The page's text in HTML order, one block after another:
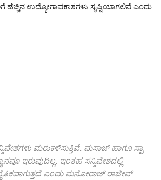
ಉದ್ಯೋಗಾವಕಾಶಗಳು ಸೃಷ್ಟಿಯಾಗಲಿವೆ ಎಂದು
ಮರುಕಳಿಸುತ್ತಿವೆ. ಮಸಾಜ್ ಹಾಗೂ ಸ್ಪಾ
ಇರುವುದಿಲ್ಲ. ಇಂತಹ ಸನ್ನಿವೇಶದಲ್ಲಿ
ಎಂದು ಮನೋರಾಜ್ ರಾಜೀವ್